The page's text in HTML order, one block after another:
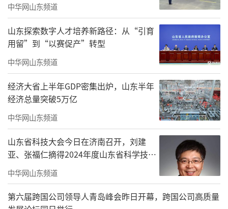
色彩鲜艳、灵动可爱的彩绘图案错落分布
在小区道路两侧，既美化了街巷环境、改善了
人居面貌，又营造了整洁雅致、温馨舒适的居
住氛围。不少居民驻足观赏、拍照打卡，家门
口的细微变化，让大家真切感受到环境提质带
来的幸福感。
中华网山东频道
山东探索数字人才培养新路径：从“引育
用留”到“以赛促产”转型
中华网山东频道
经济大省上半年GDP密集出炉，山东半年
经济总量突破5万亿
中华网山东频道
山东省科技大会今日在济南召开，刘建
亚、张福仁摘得2024年度山东省科学技术
奖最高奖！
中华网山东频道
第六届跨国公司领导人青岛峰会昨日开幕，跨国公司高质量